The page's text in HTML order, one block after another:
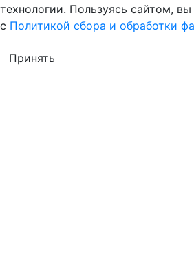
технологии. Пользуясь сайтом, вы
с Политикой сбора и обработки
Принять